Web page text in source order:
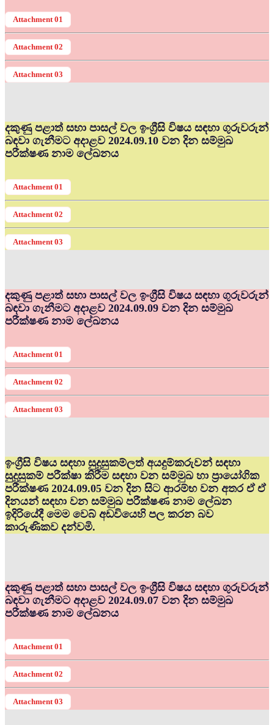
Attachment 01
Attachment 02
Attachment 03
දකුණු පළාත් සභා පාසල් වල ඉංග්‍රීසි විෂය සඳහා ගුරුවරුන්
බඳවා ගැනීමට අදාළව 2024.09.10 වන දින සම්මුඛ
පරීක්ෂණ නාම ලේඛනය
Attachment 01
Attachment 02
Attachment 03
දකුණු පළාත් සභා පාසල් වල ඉංග්‍රීසි විෂය සඳහා ගුරුවරුන්
බඳවා ගැනීමට අදාළව 2024.09.09 වන දින සම්මුඛ
පරීක්ෂණ නාම ලේඛනය
Attachment 01
Attachment 02
Attachment 03
ඉංග්‍රීසි විෂය සඳහා සුදුසුකම්ලත් අයදුම්කරුවන් සඳහා
සුදුසුකම් පරීක්ෂා කිරීම සඳහා වන සම්මුඛ හා ප්‍රායෝගික
පරීක්ෂණ 2024.09.05 වන දින සිට ආරම්භ වන අතර ඒ ඒ
දිනයන් සඳහා වන සම්මුඛ පරීක්ෂණ නාම ලේඛන
ඉදිරියේදී මෙම වෙබ් අඩවියෙහි පල කරන බව
කාරුණිකව දන්වමි.
දකුණු පළාත් සභා පාසල් වල ඉංග්‍රීසි විෂය සඳහා ගුරුවරුන්
බඳවා ගැනීමට අදාළව 2024.09.07 වන දින සම්මුඛ
පරීක්ෂණ නාම ලේඛනය
Attachment 01
Attachment 02
Attachment 03